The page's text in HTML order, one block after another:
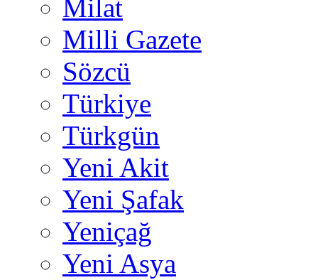
Milat
Milli Gazete
Sözcü
Türkiye
Türkgün
Yeni Akit
Yeni Şafak
Yeniçağ
Yeni Asya